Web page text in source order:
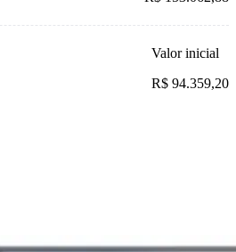
Valor inicial
R$ 94.359,20